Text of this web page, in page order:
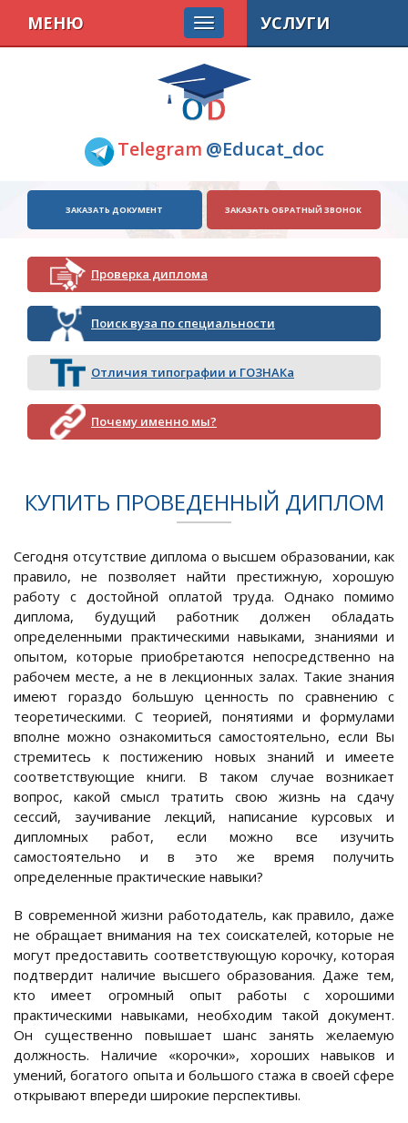
Telegram @Educat_doc
МЕНЮ
ЗАКАЗАТЬ ДОКУМЕНТ ЗАКАЗАТЬ ОБРАТНЫЙ ЗВОНОК
Проверка диплома
Поиск вуза по специальности
Отличия типографии и ГОЗНАКа
Почему именно мы?
УСЛУГИ
КУПИТЬ ПРОВЕДЕННЫЙ ДИПЛОМ
Сегодня отсутствие диплома о высшем образовании, как
правило, не позволяет найти престижную, хорошую
работу с достойной оплатой труда. Однако помимо
диплома, будущий работник должен обладать
определенными практическими навыками, знаниями и
опытом, которые приобретаются непосредственно на
рабочем месте, а не в лекционных залах. Такие знания
имеют гораздо большую ценность по сравнению с
теоретическими. С теорией, понятиями и формулами
вполне можно ознакомиться самостоятельно, если Вы
стремитесь к постижению новых знаний и имеете
соответствующие книги. В таком случае возникает
вопрос, какой смысл тратить свою жизнь на сдачу
сессий, заучивание лекций, написание курсовых и
дипломных работ, если можно все изучить
самостоятельно и в это же время получить
определенные практические навыки?
В современной жизни работодатель, как правило, даже
не обращает внимания на тех соискателей, которые не
могут предоставить соответствующую корочку, которая
подтвердит наличие высшего образования. Даже тем,
кто имеет огромный опыт работы с хорошими
практическими навыками, необходим такой документ.
Он существенно повышает шанс занять желаемую
должность. Наличие «корочки», хороших навыков и
умений, богатого опыта и большого стажа в своей сфере
открывают впереди широкие перспективы.